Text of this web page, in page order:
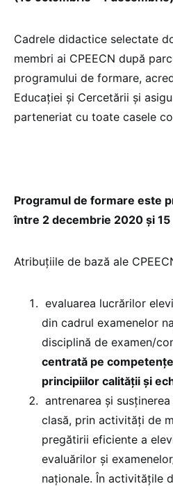
Cadrele didactice selectate
membri ai CPEECN după
programului de formare,
Educației și Cercetării și
parteneriat cu toate casele
Programul de formare este
între 2 decembrie 2020 și 15
Atribuțiile de bază ale
evaluarea lucrărilor
din cadrul examenelor
disciplină de examen/
centrată pe competențe
principiilor calității și
antrenarea și
clasă, prin activități de
pregătirii eficiente a
evaluărilor și
naționale. În activitățile